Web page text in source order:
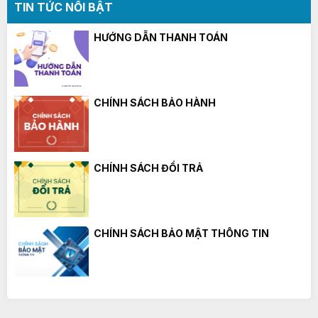
TIN TỨC NỔI BẬT
HƯỚNG DẪN THANH TOÁN
CHÍNH SÁCH BẢO HÀNH
CHÍNH SÁCH ĐỔI TRẢ
CHÍNH SÁCH BẢO MẬT THÔNG TIN